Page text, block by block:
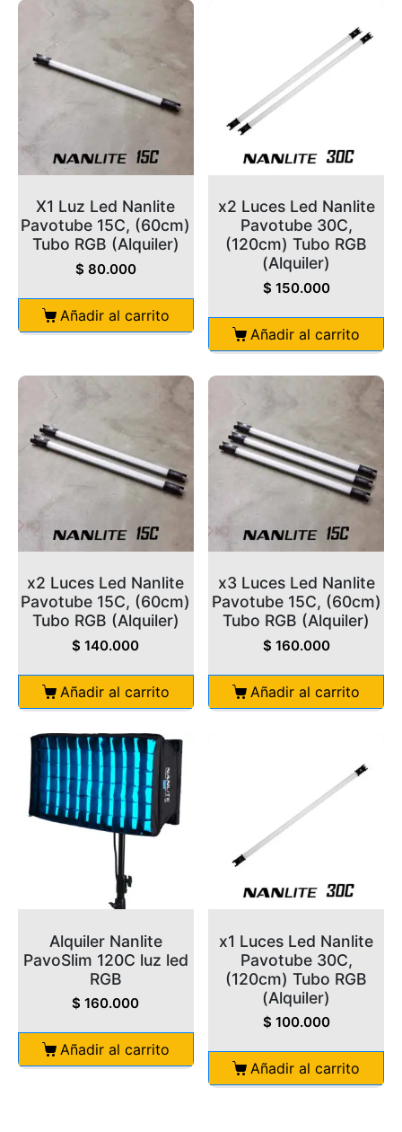
X1 Luz Led Nanlite
Pavotube 15C, (60cm)
Tubo RGB (Alquiler)
$ 80.000
Añadir al carrito
x2 Luces Led Nanlite
Pavotube 30C,
(120cm) Tubo RGB
(Alquiler)
$ 150.000
Añadir al carrito
x2 Luces Led Nanlite
Pavotube 15C, (60cm)
Tubo RGB (Alquiler)
$ 140.000
Añadir al carrito
x3 Luces Led Nanlite
Pavotube 15C, (60cm)
Tubo RGB (Alquiler)
$ 160.000
Añadir al carrito
Alquiler Nanlite
PavoSlim 120C luz led
RGB
$ 160.000
Añadir al carrito
x1 Luces Led Nanlite
Pavotube 30C,
(120cm) Tubo RGB
(Alquiler)
$ 100.000
Añadir al carrito